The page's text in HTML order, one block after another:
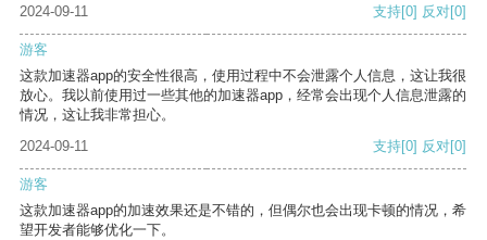
2024-09-11
支持[0] 反对[0]
游客
这款加速器app的安全性很高，使用过程中不会泄露个人信息，这让我很
放心。我以前使用过一些其他的加速器app，经常会出现个人信息泄露的
情况，这让我非常担心。
2024-09-11
支持[0] 反对[0]
游客
这款加速器app的加速效果还是不错的，但偶尔也会出现卡顿的情况，希
望开发者能够优化一下。